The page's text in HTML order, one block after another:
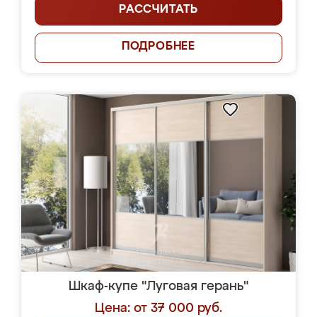
РАССЧИТАТЬ
ПОДРОБНЕЕ
Шкаф-купе "Луговая герань"
Цена: от 37 000 руб.